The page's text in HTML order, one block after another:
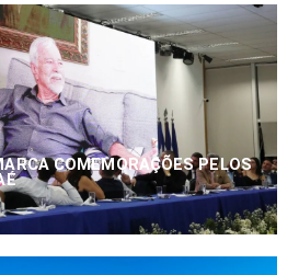
COMEMORAÇÕES PELOS